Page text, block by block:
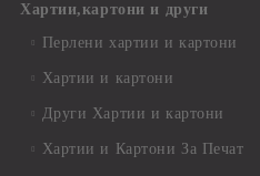
Хартии,картони и други
Перлени хартии и картони
Хартии и картони
Други Хартии и картони
Хартии и Картони За Печат